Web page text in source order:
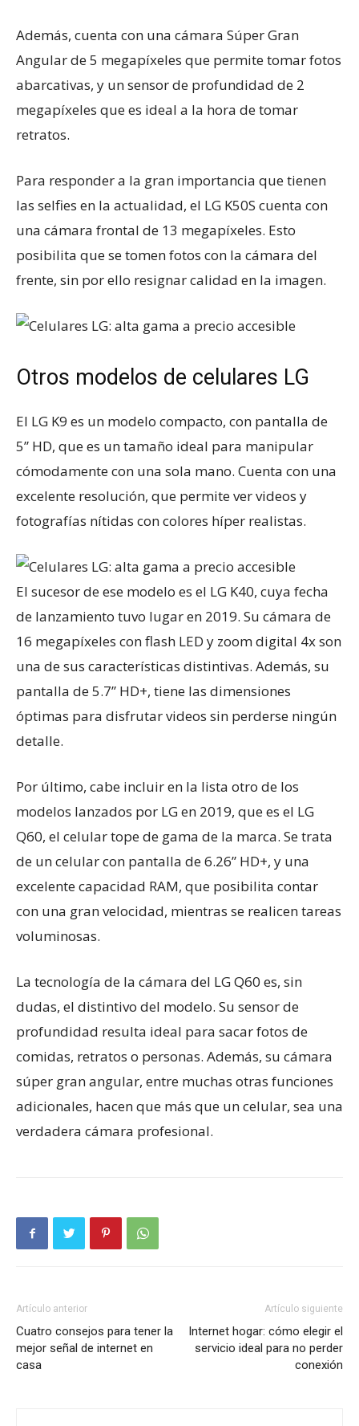
Además, cuenta con una cámara Súper Gran
Angular de 5 megapíxeles que permite tomar fotos
abarcativas, y un sensor de profundidad de 2
megapíxeles que es ideal a la hora de tomar
retratos.
Para responder a la gran importancia que tienen
las selfies en la actualidad, el LG K50S cuenta con
una cámara frontal de 13 megapíxeles. Esto
posibilita que se tomen fotos con la cámara del
frente, sin por ello resignar calidad en la imagen.
Otros modelos de celulares LG
El LG K9 es un modelo compacto, con pantalla de
5” HD, que es un tamaño ideal para manipular
cómodamente con una sola mano. Cuenta con una
excelente resolución, que permite ver videos y
fotografías nítidas con colores híper realistas.
El sucesor de ese modelo es el LG K40, cuya fecha
de lanzamiento tuvo lugar en 2019. Su cámara de
16 megapíxeles con flash LED y zoom digital 4x son
una de sus características distintivas. Además, su
pantalla de 5.7” HD+, tiene las dimensiones
óptimas para disfrutar videos sin perderse ningún
detalle.
Por último, cabe incluir en la lista otro de los
modelos lanzados por LG en 2019, que es el LG
Q60, el celular tope de gama de la marca. Se trata
de un celular con pantalla de 6.26” HD+, y una
excelente capacidad RAM, que posibilita contar
con una gran velocidad, mientras se realicen tareas
voluminosas.
La tecnología de la cámara del LG Q60 es, sin
dudas, el distintivo del modelo. Su sensor de
profundidad resulta ideal para sacar fotos de
comidas, retratos o personas. Además, su cámara
súper gran angular, entre muchas otras funciones
adicionales, hacen que más que un celular, sea una
verdadera cámara profesional.
Artículo anterior
Cuatro consejos para tener la
mejor señal de internet en
casa
Artículo siguiente
Internet hogar: cómo elegir el
servicio ideal para no perder
conexión